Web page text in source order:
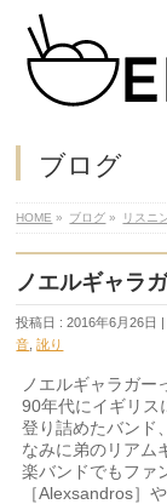
ブログ
HOME » ブログ » リスニ
ノエルギャラ
投稿日 : 2016年6月26日
音 ,訛り
ノエルギャラガー
90年代にイギリス
登り詰めたバンド
なみに弟のリアム
楽バンドでもファ
［Alexsandros］